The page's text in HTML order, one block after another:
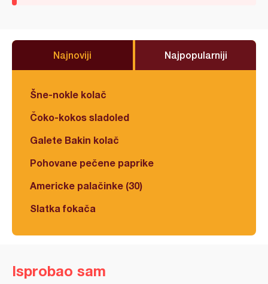
Najnoviji Najpopularniji
Šne-nokle kolač
Čoko-kokos sladoled
Galete Bakin kolač
Pohovane pečene paprike
Americke palačinke (30)
Slatka fokača
Isprobao sam